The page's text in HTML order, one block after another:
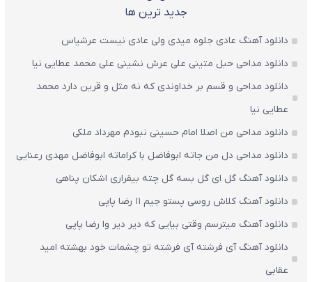
جدید ترین ها
دانلود آهنگ عادی جلوه میدی ولی عادی نیست عرشیاس
دانلود مداحی حبل متینی علی عرش نشینی علی محمد عطایی نیا
دانلود مداحی و قسم بر خداوندی که نه مثل و قرین دارد محمد
عطایی نیا
دانلود مداحی من اصلا امام حسینی نبودم مهرداد ملکی
دانلود مداحی دل من جاته ابوفاضل با کراماته ابوفاضل مهدی رعنایی
دانلود آهنگ گل ای گل بسه گل چته بیقراری اشکان پناهی
دانلود آهنگ کلاش روسی پستو جیم ۱۱ رضا پاپی
دانلود آهنگ میترسم وقتی بیایی که دیر دیر وا رضا پاپی
دانلود آهنگ آی فرشته آی فرشته تو چشمات خود بهشته امید
عقابی